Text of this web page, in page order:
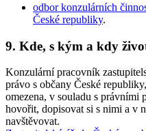
odbor konzulárních
České republiky.
9. Kde, s kým a kdy
Konzulární pracovník
právo s občany České
omezena, v souladu s právními
hovořit, dopisovat si s nimi a v
navštěvovat.